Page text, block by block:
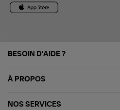
BESOIN D'AIDE ?
À PROPOS
NOS SERVICES